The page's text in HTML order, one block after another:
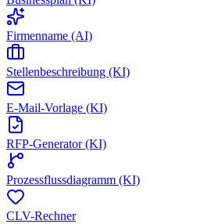
Firmenname (AI)
Stellenbeschreibung (KI)
E-Mail-Vorlage (KI)
RFP-Generator (KI)
Prozessflussdiagramm (KI)
CLV-Rechner